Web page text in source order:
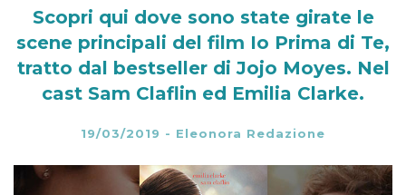
Scopri qui dove sono state girate le
scene principali del film Io Prima di Te,
tratto dal bestseller di Jojo Moyes. Nel
cast Sam Claflin ed Emilia Clarke.
19/03/2019 - Eleonora Redazione